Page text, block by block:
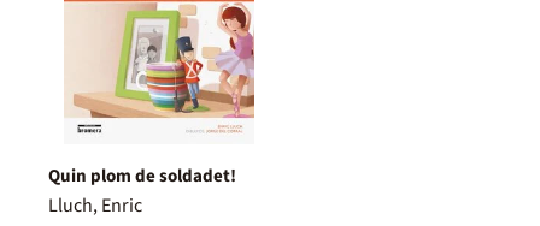
Quin plom de soldadet!
Lluch, Enric